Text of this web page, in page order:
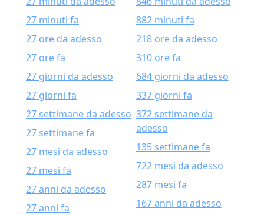
27 minuti fa
27 ore da adesso
27 ore fa
27 giorni da adesso
27 giorni fa
27 settimane da adesso
27 settimane fa
27 mesi da adesso
27 mesi fa
27 anni da adesso
27 anni fa
882 minuti fa
218 ore da adesso
310 ore fa
684 giorni da adesso
337 giorni fa
372 settimane da
adesso
135 settimane fa
722 mesi da adesso
287 mesi fa
167 anni da adesso